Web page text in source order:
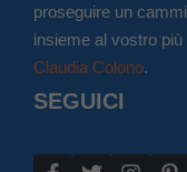
proseguire un
insieme al vostro
Claudia Colono.
SEGUICI